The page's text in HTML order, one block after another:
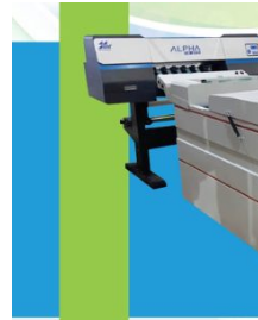
DTF 60 – 2